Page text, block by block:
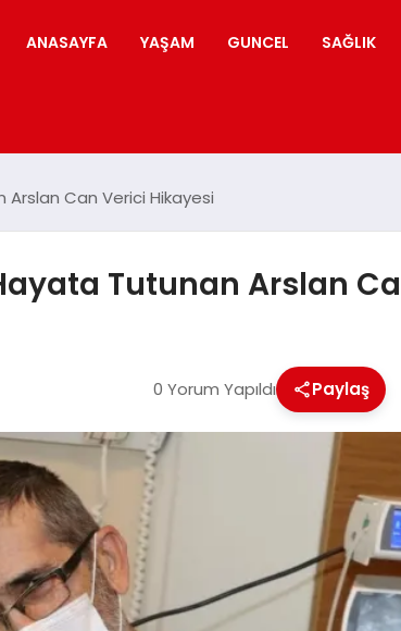
ANASAYFA YAŞAM GUNCEL SAĞLIK
Arslan Can Verici Hikayesi
Tutunan Arslan
0 Yorum Yapıldı Paylaş